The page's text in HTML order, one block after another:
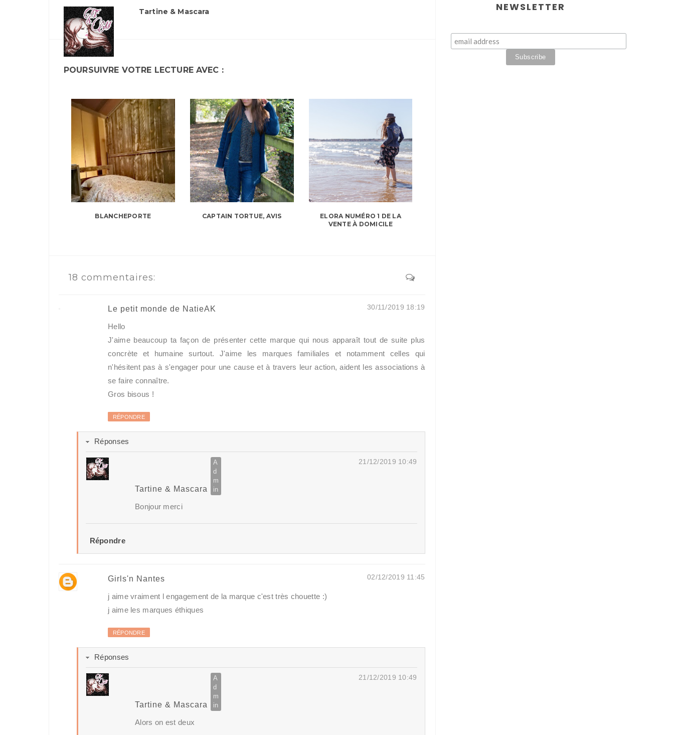
Tartine & Mascara
POURSUIVRE VOTRE LECTURE AVEC :
BLANCHEPORTE CAPTAIN TORTUE, AVIS
ELORA NUMÉRO 1 DE LA
VENTE À DOMICILE
18 commentaires:
Le petit monde de NatieAK 30/11/2019 18:19
Hello
J'aime beaucoup ta façon de présenter cette marque qui nous apparaît tout de suite plus
concrète et humaine surtout. J'aime les marques familiales et notamment celles qui
n'hésitent pas à s'engager pour une cause et à travers leur action, aident les associations à
se faire connaître.
Gros bisous !
RÉPONDRE
Réponses
Tartine & Mascara
21/12/2019 10:49
Bonjour merci
Répondre
Girls'n Nantes 02/12/2019 11:45
j aime vraiment l engagement de la marque c'est très chouette :)
j aime les marques éthiques
RÉPONDRE
Réponses
Tartine & Mascara
21/12/2019 10:49
Alors on est deux
NEWSLETTER